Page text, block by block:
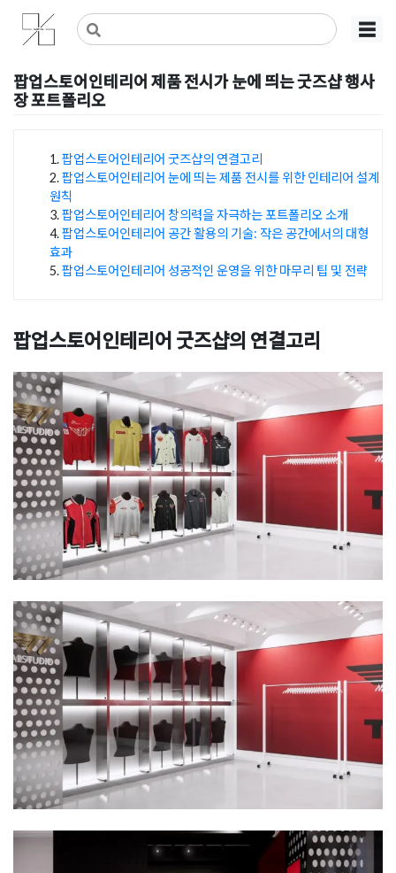
Skip
content
사무실인테리어 디자인 공사 비용견적 플랫폼
사무실인테리어 916
☰
팝업스토어인테리어 제품 전시가 눈에 띄는 굿즈샵 행사
장 포트폴리오
팝업스토어인테리어 굿즈샵의 연결고리
팝업스토어인테리어 눈에 띄는 제품 전시를 위한 인테리어 설계
원칙
팝업스토어인테리어 창의력을 자극하는 포트폴리오 소개
팝업스토어인테리어 공간 활용의 기술: 작은 공간에서의 대형
효과
팝업스토어인테리어 성공적인 운영을 위한 마무리 팁 및 전략
팝업스토어인테리어 굿즈샵의 연결고리